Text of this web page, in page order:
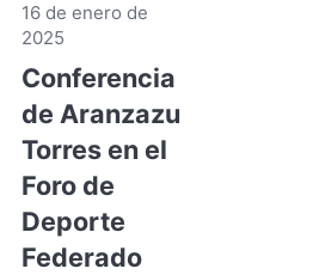
Al hacer clic
aceptas sus
términos y
condicionesde
YouTube
(Se
16 de enero de
2025
Conferencia
de Aranzazu
Torres en el
Foro de
Deporte
Federado